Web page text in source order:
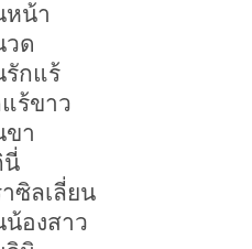
หน้า
วด
รักแร้
แร้ขาว
ขา
นี่
าซิลเลี่ยน
น้องสาว
Prime
Prime VS
งไร